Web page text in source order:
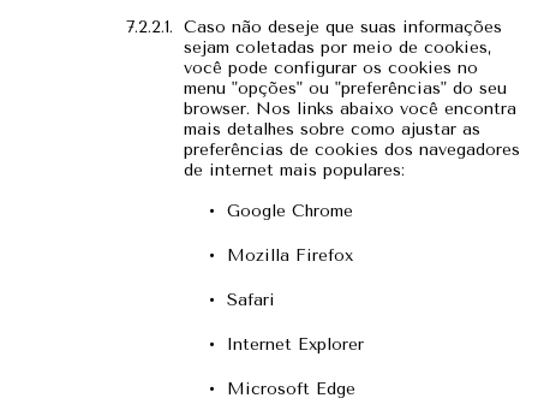
Caso não deseje que suas informações
sejam coletadas por meio de cookies,
você pode configurar os cookies no
menu "opções" ou "preferências" do seu
browser. Nos links abaixo você encontra
mais detalhes sobre como ajustar as
preferências de cookies dos navegadores
de internet mais populares:
Google Chrome
Mozilla Firefox
Safari
Internet Explorer
Microsoft Edge